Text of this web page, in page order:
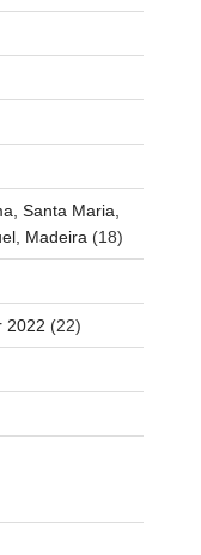
Santa Maria,
Madeira (18)
2022 (22)